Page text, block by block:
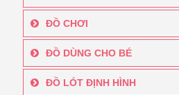
ĐỒ CHƠI
ĐỒ DÙNG CHO BÉ
ĐỒ LÓT ĐỊNH HÌNH